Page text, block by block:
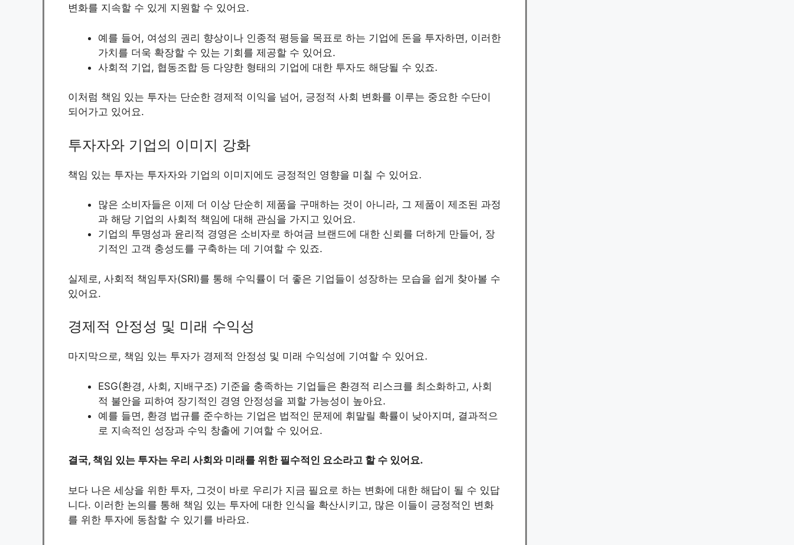
변화를 지속할 수 있게 지원할 수 있어요.
예를 들어, 여성의 권리 향상이나 인종적 평등을 목표로 하는 기업에 돈을 투자하면, 이러한
가치를 더욱 확장할 수 있는 기회를 제공할 수 있어요.
사회적 기업, 협동조합 등 다양한 형태의 기업에 대한 투자도 해당될 수 있죠.
이처럼 책임 있는 투자는 단순한 경제적 이익을 넘어, 긍정적 사회 변화를 이루는 중요한 수단이
되어가고 있어요.
투자자와 기업의 이미지 강화
책임 있는 투자는 투자자와 기업의 이미지에도 긍정적인 영향을 미칠 수 있어요.
많은 소비자들은 이제 더 이상 단순히 제품을 구매하는 것이 아니라, 그 제품이 제조된 과정
과 해당 기업의 사회적 책임에 대해 관심을 가지고 있어요.
기업의 투명성과 윤리적 경영은 소비자로 하여금 브랜드에 대한 신뢰를 더하게 만들어, 장
기적인 고객 충성도를 구축하는 데 기여할 수 있죠.
실제로, 사회적 책임투자(SRI)를 통해 수익률이 더 좋은 기업들이 성장하는 모습을 쉽게 찾아볼 수
있어요.
경제적 안정성 및 미래 수익성
마지막으로, 책임 있는 투자가 경제적 안정성 및 미래 수익성에 기여할 수 있어요.
ESG(환경, 사회, 지배구조) 기준을 충족하는 기업들은 환경적 리스크를 최소화하고, 사회
적 불안을 피하여 장기적인 경영 안정성을 꾀할 가능성이 높아요.
예를 들면, 환경 법규를 준수하는 기업은 법적인 문제에 휘말릴 확률이 낮아지며, 결과적으
로 지속적인 성장과 수익 창출에 기여할 수 있어요.
결국, 책임 있는 투자는 우리 사회와 미래를 위한 필수적인 요소라고 할 수 있어요.
보다 나은 세상을 위한 투자, 그것이 바로 우리가 지금 필요로 하는 변화에 대한 해답이 될 수 있답
니다. 이러한 논의를 통해 책임 있는 투자에 대한 인식을 확산시키고, 많은 이들이 긍정적인 변화
를 위한 투자에 동참할 수 있기를 바라요.